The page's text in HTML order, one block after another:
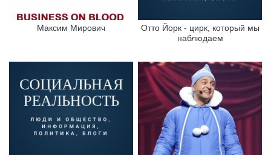
Максим Мирович
Отто Йорк - цирк, который мы
наблюдаем